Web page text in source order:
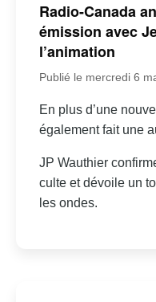
Radio-Canada
émission avec
l’animation
Publié le mercredi 6
En plus d’une
également fait une
JP Wauthier
culte et dévoile un
les ondes.